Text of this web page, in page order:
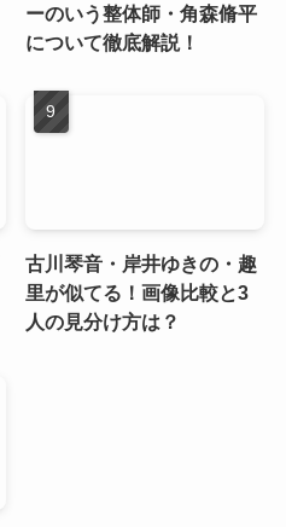
ーのいう整体師・角森脩平
について徹底解説！
古川琴音・岸井ゆきの・趣
里が似てる！画像比較と3
人の見分け方は？